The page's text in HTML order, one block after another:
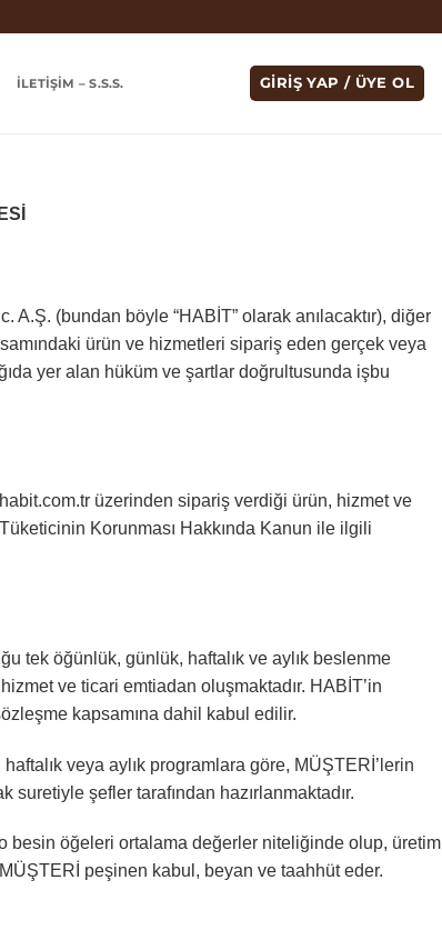
İLETIŞIM – S.S.S. GIRIŞ YAP / ÜYE OL
A.Ş. (bundan böyle “HABİT” olarak anılacaktır), diğer
ürün ve hizmetleri sipariş eden gerçek veya
yer alan hüküm ve şartlar doğrultusunda işbu
üzerinden sipariş verdiği ürün, hizmet ve
Korunması Hakkında Kanun ile ilgili
tek öğünlük, günlük, haftalık ve aylık beslenme
ve ticari emtiadan oluşmaktadır. HABİT’in
kapsamına dahil kabul edilir.
veya aylık programlara göre, MÜŞTERİ’lerin
suretiyle şefler tarafından hazırlanmaktadır.
besin öğeleri ortalama değerler niteliğinde olup, üretim
peşinen kabul, beyan ve taahhüt eder.